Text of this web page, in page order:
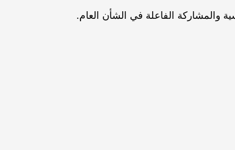
والمشاركة الفاعلة في الشأن العام.